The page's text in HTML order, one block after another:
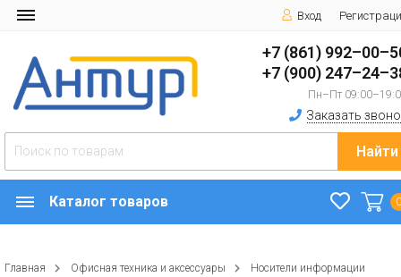
Вход
+7 (861)
+7 (900)
Пн–Пт
Заказать
Найти
Каталог товаров
Главная Офисная техника и аксессуары
Носители информации